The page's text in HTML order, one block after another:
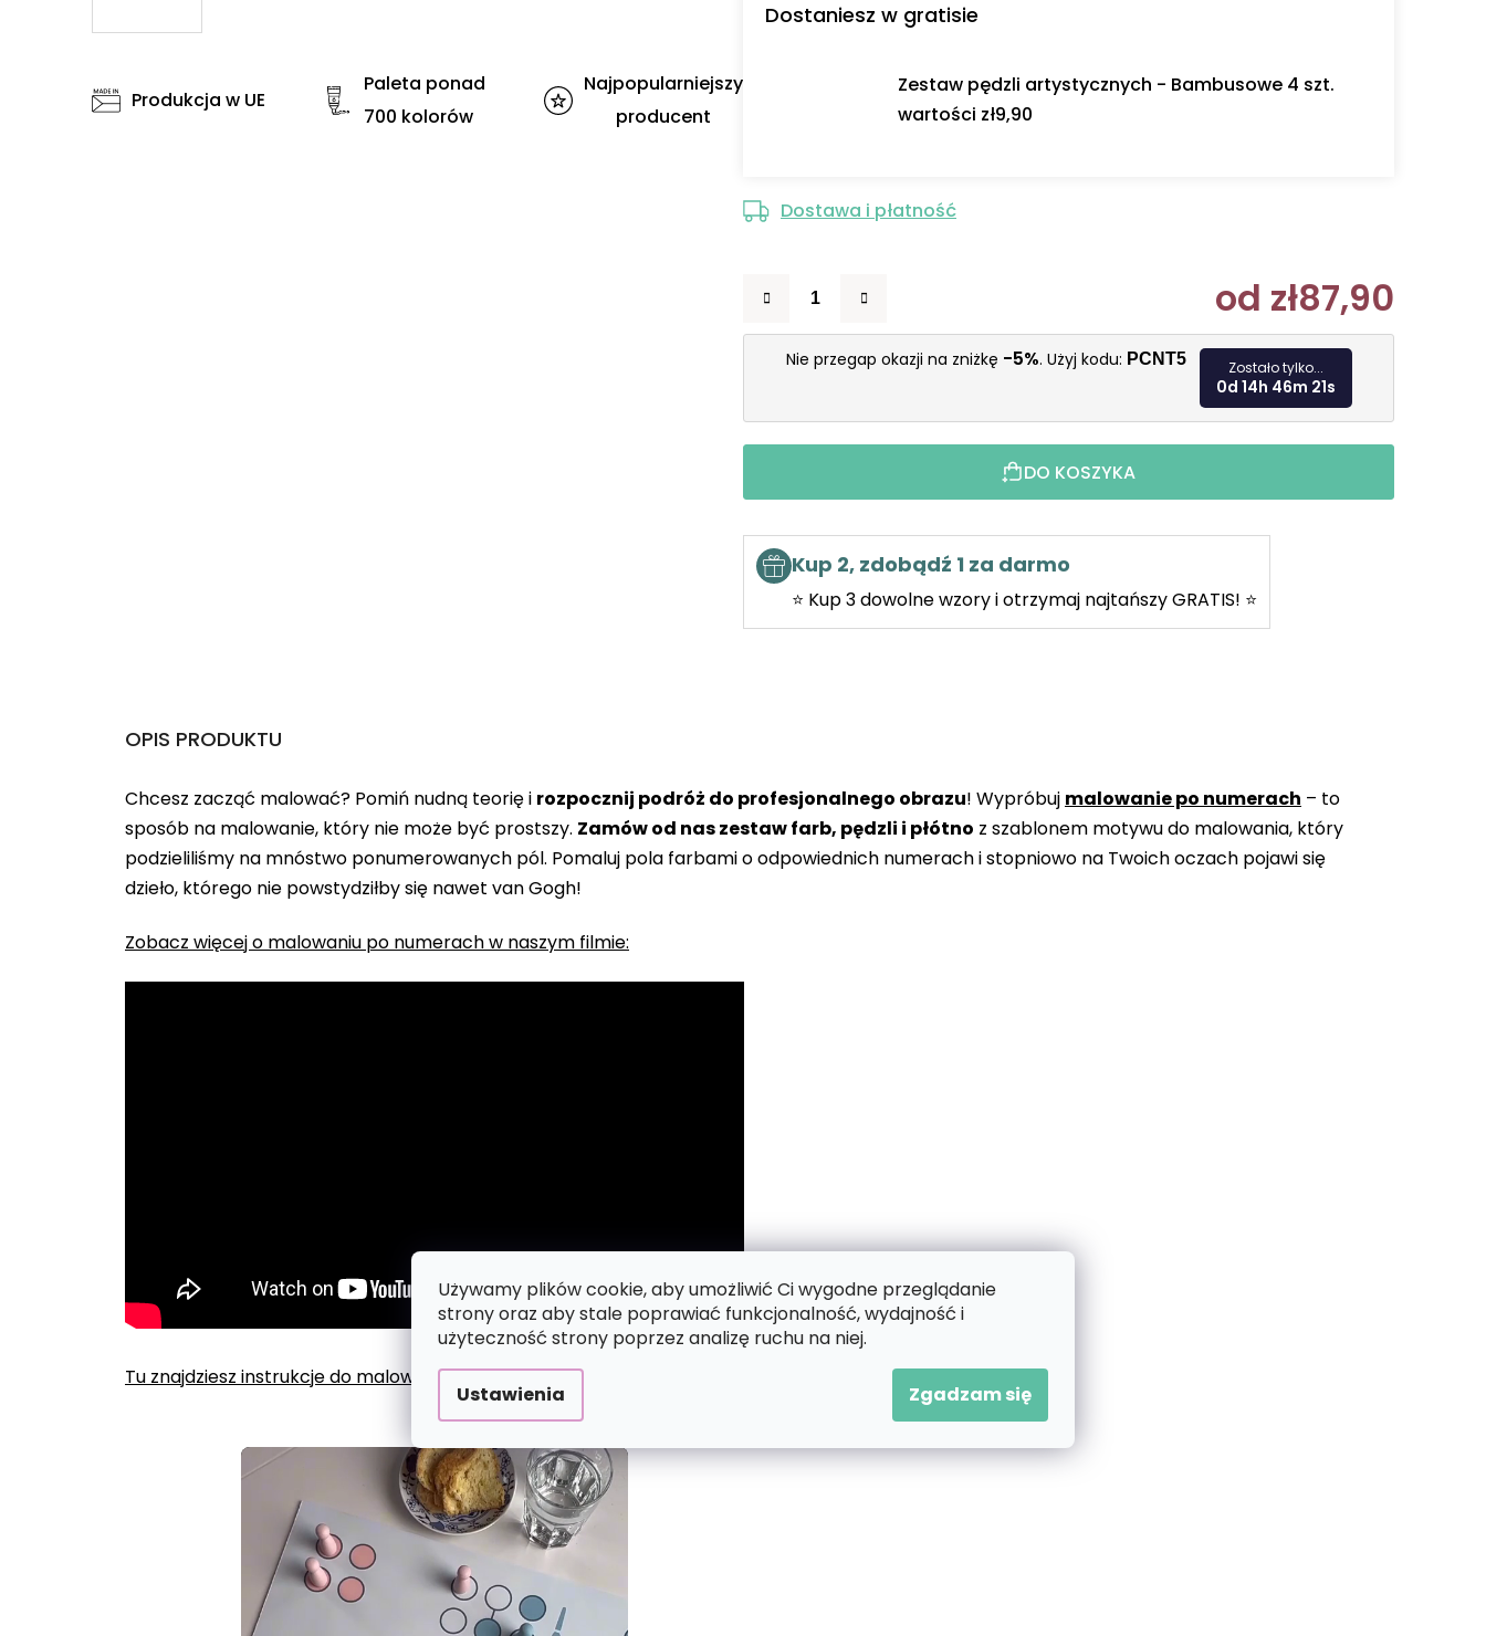
Używamy plików cookie, aby umożliwić Ci wygodne przeglądanie
strony oraz aby stale poprawiać funkcjonalność, wydajność i
użyteczność strony poprzez analizę ruchu na niej.
Ustawienia Zgadzam się
Dostaniesz w gratisie
Zestaw pędzli artystycznych - Bambusowe 4 szt.
wartości zł9,90
Dostawa i płatność
od zł87,90
Cena
Nie przegap okazji na zniżkę -5%. Użyj kodu: PCNT5 Zostało tylko...
0d 14h 46m 20s
DO KOSZYKA
Kup 2, zdobądź 1 za darmo
⭐ Kup 3 dowolne wzory i otrzymaj najtańszy GRATIS! ⭐
Produkcja w UE
Paleta ponad
700 kolorów
Najpopularniejszy
producent
OPIS PRODUKTU
Chcesz zacząć malować? Pomiń nudną teorię i rozpocznij podróż do profesjonalnego obrazu! Wypróbuj malowanie po numerach – to
sposób na malowanie, który nie może być prostszy. Zamów od nas zestaw farb, pędzli i płótno z szablonem motywu do malowania, który
podzieliliśmy na mnóstwo ponumerowanych pól. Pomaluj pola farbami o odpowiednich numerach i stopniowo na Twoich oczach pojawi się
dzieło, którego nie powstydziłby się nawet van Gogh!
Zobacz więcej o malowaniu po numerach w naszym filmie:
Tu znajdziesz instrukcje do malowania po numerach.